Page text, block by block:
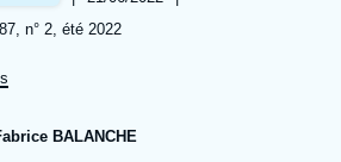
de
n° 2, été 2022
BALANCHE